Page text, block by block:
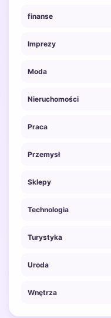
finanse
Imprezy
Moda
Nieruchomości
Praca
Przemysł
Sklepy
Technologia
Turystyka
Uroda
Wnętrza